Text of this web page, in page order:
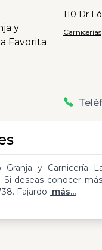
110 Dr
Carnicerías
Granja y Carnicería
Si deseas conocer
Fajardo más...